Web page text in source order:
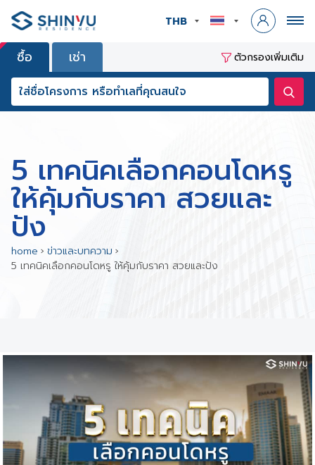
THB
ซื้อ เช่า ตัวกรองเพิ่มเติม
5 เทคนิคเลือกคอนโดหรู
ให้คุ้มกับราคา สวยและ
ปัง
home › ข่าวและบทความ ›
5 เทคนิคเลือกคอนโดหรู ให้คุ้มกับราคา สวยและปัง